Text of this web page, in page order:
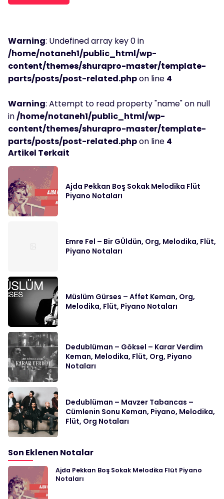
Warning: Undefined array key 0 in
/home/notaneh1/public_html/wp-
content/themes/shurapro-master/template-
parts/posts/post-related.phpon line 4
Warning: Attempt to read property "name" on null
in /home/notaneh1/public_html/wp-
content/themes/shurapro-master/template-
parts/posts/post-related.phpon line 4
Artikel Terkait
Ajda Pekkan Boş Sokak Melodika Flüt
Piyano Notaları
Emre Fel – Bir GÜldün, Org, Melodika, Flüt,
Piyano Notaları
Müslüm Gürses – Affet Keman, Org,
Melodika, Flüt, Piyano Notaları
Dedublüman – Göksel – Karar Verdim
Keman, Melodika, Flüt, Org, Piyano
Notaları
Dedublüman – Mavzer Tabancas –
Cümlenin Sonu Keman, Piyano, Melodika,
Flüt, Org Notaları
Son Eklenen Notalar
Ajda Pekkan Boş Sokak Melodika Flüt Piyano
Notaları